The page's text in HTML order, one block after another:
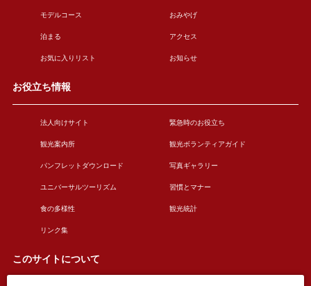
モデルコース おみやげ
泊まる アクセス
お気に入りリスト お知らせ
お役立ち情報
法人向けサイト 緊急時のお役立ち
観光案内所 観光ボランティアガイド
パンフレットダウンロード 写真ギャラリー
ユニバーサルツーリズム 習慣とマナー
食の多様性 観光統計
リンク集
このサイトについて